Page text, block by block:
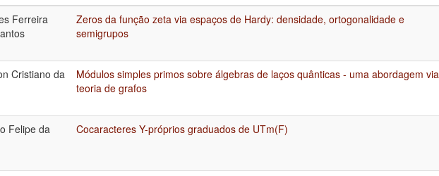
Ferreira
Zeros da função zeta via espaços de Hardy: densidade, ortogonalidade e
semigrupos
Cristiano da
Módulos simples primos sobre álgebras de laços quânticas - uma abordagem via
teoria de grafos
Felipe da
Cocaracteres Y-próprios graduados de UTm(F)